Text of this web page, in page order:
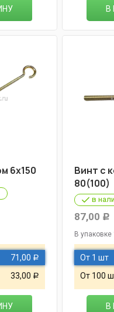
В
6х150
71,00 Р
33,00 Р
Винт с
80(100)
в
87,00 Р
В упаковке
От 1 шт
От 100
В